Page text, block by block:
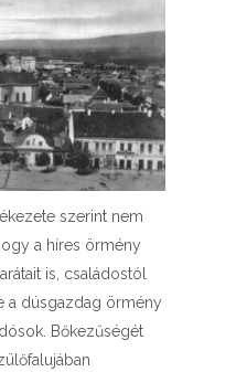
szerint nem
a híres örmény
is, családostól
a dúsgazdag örmény
Bőkezűségét